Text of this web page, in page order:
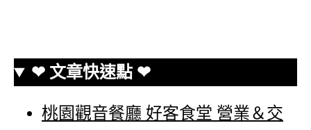
❤ 文章快速點 ❤
桃園觀音餐廳 好客食堂 營業＆交